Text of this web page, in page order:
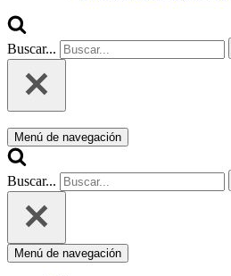
Buscar...
Menú de navegación
Buscar...
Menú de navegación